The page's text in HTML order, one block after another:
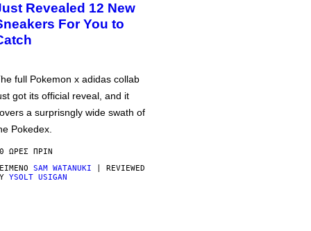
Revealed 12 New
For You to
full Pokemon x adidas collab
got its official reveal, and it
a surprisngly wide swath of
Pokedex.
ΏΡΕΣ ΠΡΙΝ
SAM WATANUKI | REVIEWED
YSOLT USIGAN